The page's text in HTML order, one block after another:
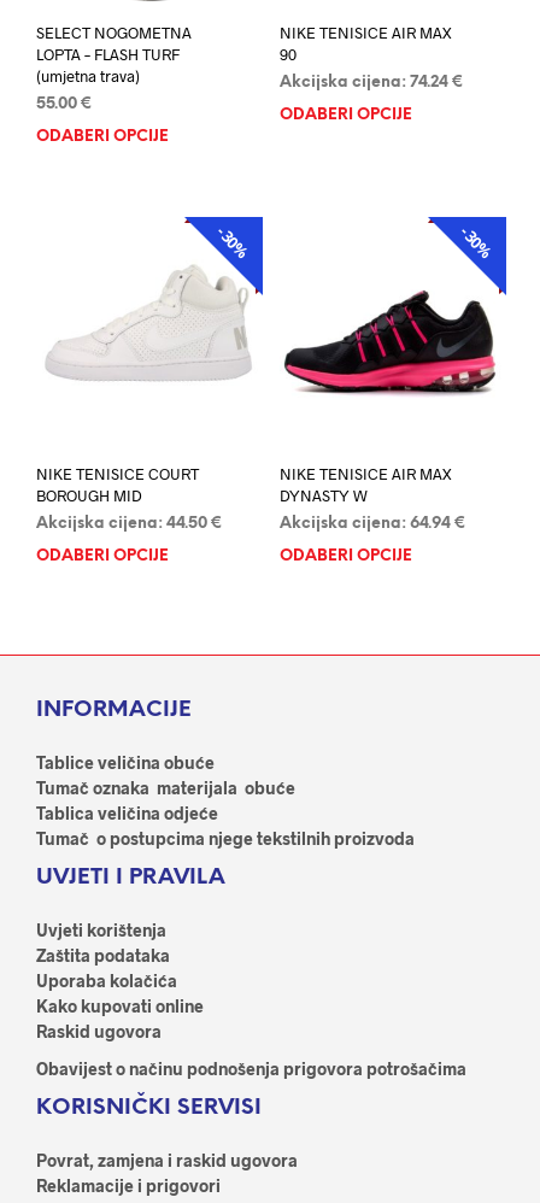
SELECT NOGOMETNA
LOPTA – FLASH TURF
(umjetna trava)
55.00 €
ODABERI OPCIJE
više
se
odabrati
stranici
NIKE TENISICE AIR MAX
90
Akcijska cijena: 74.24 €
ODABERI OPCIJE
AKCIJA
-30%
NIKE TENISICE COURT
BOROUGH MID
Akcijska cijena: 44.50 €
ODABERI OPCIJE
Ovaj
varijanti.
na
proizvoda
AKCIJA
-30%
NIKE TENISICE AIR MAX
DYNASTY W
Akcijska cijena: 64.94 €
ODABERI OPCIJE
INFORMACIJE
Tablice veličina obuće
Tumač oznaka materijala obuće
Tablica veličina odjeće
Tumač o postupcima njege tekstilnih proizvoda
UVJETI I PRAVILA
Uvjeti korištenja
Zaštita podataka
Uporaba kolačića
Kako kupovati online
Raskid ugovora
Obavijest o načinu podnošenja prigovora potrošačima
KORISNIČKI SERVISI
Povrat, zamjena i raskid ugovora
Reklamacije i prigovori